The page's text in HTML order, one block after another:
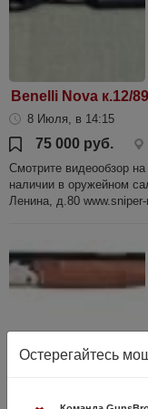
Benelli Nova к.12/
8 Июля, в 14:15
75 000 руб.
Смотрите видеообзор
наличии в оружейном
Ленина, д.80
Остерегайтесь